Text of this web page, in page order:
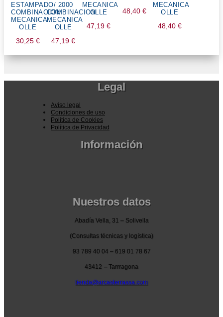
ESTAMPADO
COMBINACION
MECANICA
OLLE
30,25 €
/ 2000
COMBINACION
MECANICA
OLLE
47,19€
MECANICA
OLLE
47,19€
48,40 €
MECANICA
OLLE
48,40 €
Legal
Aviso legal
Condiciones de uso
Política de Cookies
Política de Privacidad
Información
Nuestros datos
Abadía Vella, 31 – Solivella
(Consultas técnicas y logística)
93 789 40 04 – 619 01 78 67
43412 – Tarrragona
tienda@arcasterrassa.com